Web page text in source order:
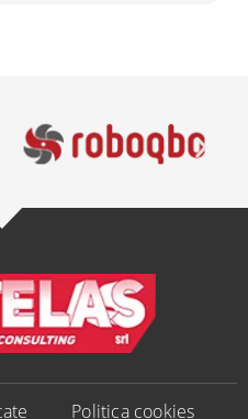
Politica cookies